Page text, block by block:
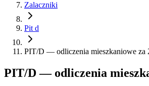
Zalaczniki
Pit d
PIT/D — odliczenia mieszkaniowe za
PIT/D — odliczenia